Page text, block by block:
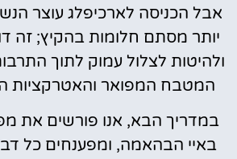
אבל הכניסה לארכיפלג עוצר
יותר מסתם חלומות בהקיץ; זה
ולהיטות לצלול עמוק לתוך
המטבח המפואר והאטרקציות
במדריך הבא, אנו פורשים את
באיי הבהאמה, ומפענחים כל